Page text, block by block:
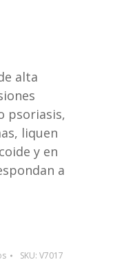
alta
psoriasis,
liquen
y en
a
SKU: V7017